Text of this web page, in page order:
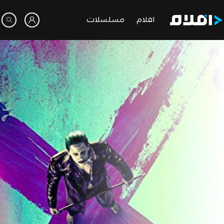
افلام مسلسلات